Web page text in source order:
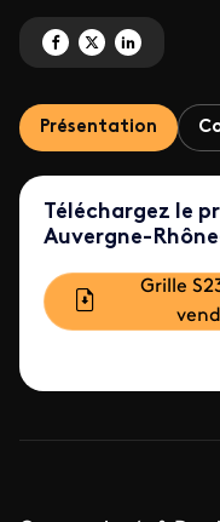
Partagez 'Grille des
Partagez 'Grille des
Partagez 'Grille
Présentation
Téléchargez le
Auvergne-
Document Grille